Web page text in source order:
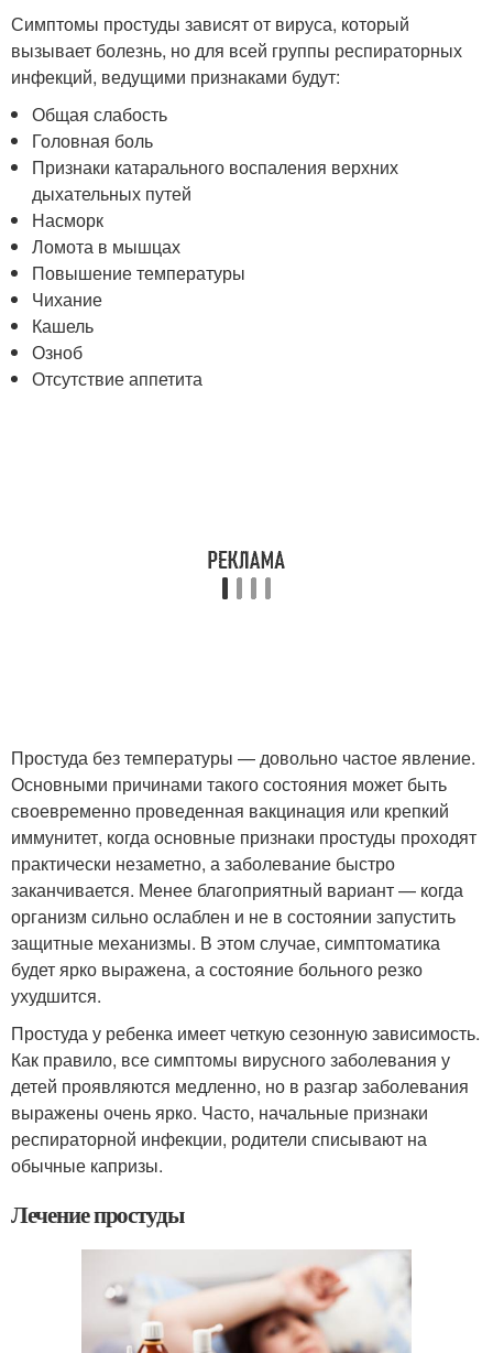
Симптомы простуды зависят от вируса, который
вызывает болезнь, но для всей группы респираторных
инфекций, ведущими признаками будут:
Общая слабость
Головная боль
Признаки катарального воспаления верхних
дыхательных путей
Насморк
Ломота в мышцах
Повышение температуры
Чихание
Кашель
Озноб
Отсутствие аппетита
Простуда без температуры — довольно частое явление.
Основными причинами такого состояния может быть
своевременно проведенная вакцинация или крепкий
иммунитет, когда основные признаки простуды проходят
практически незаметно, а заболевание быстро
заканчивается. Менее благоприятный вариант — когда
организм сильно ослаблен и не в состоянии запустить
защитные механизмы. В этом случае, симптоматика
будет ярко выражена, а состояние больного резко
ухудшится.
Простуда у ребенка имеет четкую сезонную зависимость.
Как правило, все симптомы вирусного заболевания у
детей проявляются медленно, но в разгар заболевания
выражены очень ярко. Часто, начальные признаки
респираторной инфекции, родители списывают на
обычные капризы.
Лечение простуды